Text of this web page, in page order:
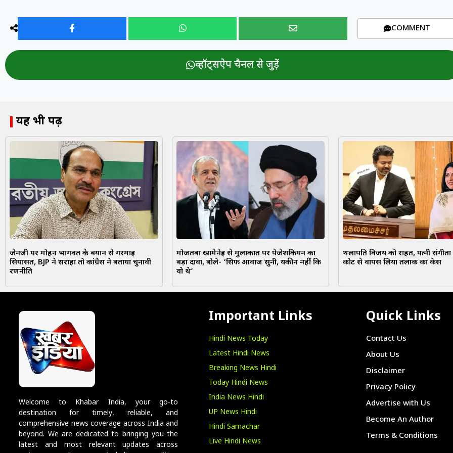
COMMENT
व्हॉट्सऐप चैनल से जुड़ें
यह भी पढ़ें
जेनजी पर मोहन भागवत के बयान से गरमाई
सियासत, BJP ने सराहा तो कांग्रेस ने बताया चुनावी
रणनीति
मोजतबा खामेनेई से मुलाकात पर पेजेशकियन का
बड़ा दावा, बोले- ‘सिर्फ आवाज सुनी, यकीन नहीं कि
वो थे’
थलापति विजय को राहत, पत्नी
कोर्ट से वापस लिया तलाक का केस
Welcome to Khabar India, your go-to
destination for timely, reliable, and
comprehensive news coverage across India and
beyond. We are dedicated to bringing you the
latest and most relevant updates across
Important Links
Hindi News Today
Latest Hindi News
Breaking News Hindi
Today Hindi News
India News Hindi
UP News Hindi
Hindi Samachar
Live Hindi News
Quick Links
Contact Us
About Us
Disclaimer
Privacy Policy
Advertise with Us
Become An Author
Terms & Conditions